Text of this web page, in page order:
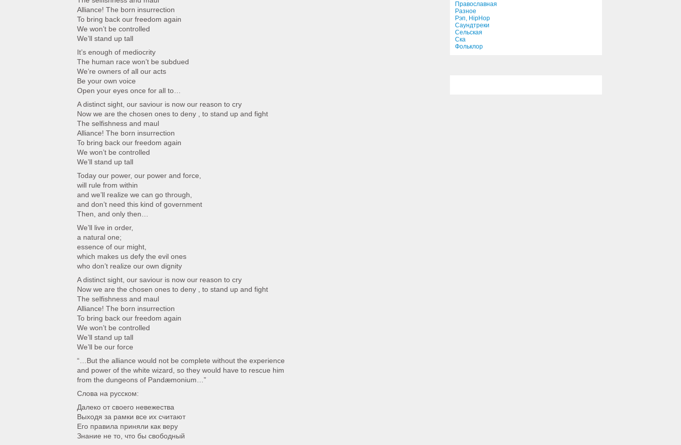
Alliance! The born insurrection
To bring back our freedom again
We won’t be controlled
We’ll stand up tall
It’s enough of mediocrity
The human race won’t be subdued
We’re owners of all our acts
Be your own voice
Open your eyes once for all to…
A distinct sight, our saviour is now our reason to cry
Now we are the chosen ones to deny , to stand up and fight
The selfishness and maul
Alliance! The born insurrection
To bring back our freedom again
We won’t be controlled
We’ll stand up tall
Today our power, our power and force,
will rule from within
and we’ll realize we can go through,
and don’t need this kind of government
Then, and only then…
We’ll live in order,
a natural one;
essence of our might,
which makes us defy the evil ones
who don’t realize our own dignity
A distinct sight, our saviour is now our reason to cry
Now we are the chosen ones to deny , to stand up and fight
The selfishness and maul
Alliance! The born insurrection
To bring back our freedom again
We won’t be controlled
We’ll stand up tall
We’ll be our force
“…But the alliance would not be complete without the experience
and power of the white wizard, so they would have to rescue him
from the dungeons of Pandæmonium…”
Слова на русском:
Далеко от своего невежества
Выходя за рамки все их считают
Его правила приняли как веру
Знание не то, что бы свободный
Православная
Разное
Рэп, HipHop
Саундтреки
Сельская
Ска
Фольклор